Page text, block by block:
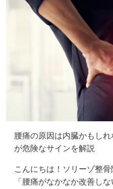
腰痛の原因は内臓かもし
が危険なサインを解説
こんにちは！ソリーゾ整骨
「腰痛がなかなか改善し